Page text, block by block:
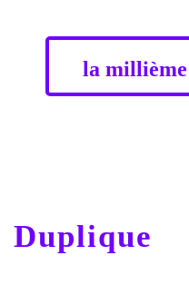
la millième
Duplique